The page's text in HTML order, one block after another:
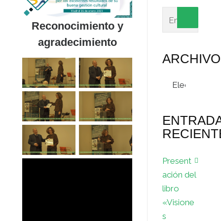
Reconocimiento y
agradecimiento
Present
ación del
libro
«Visione
s